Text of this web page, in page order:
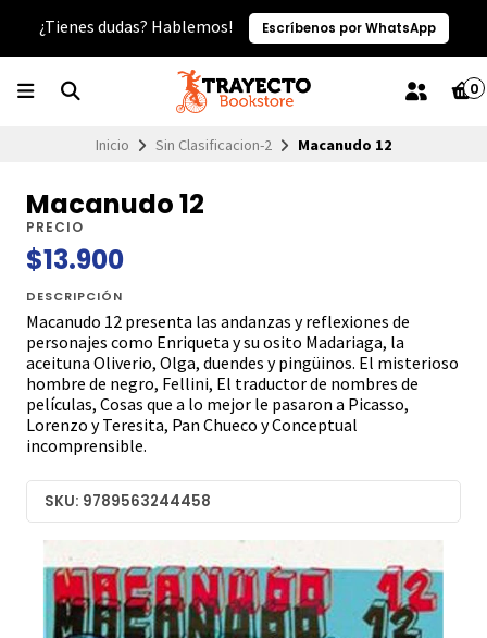
¿Tienes dudas? Hablemos! Escríbenos por WhatsApp
0
Inicio Sin Clasificacion-2 Macanudo 12
Macanudo 12
PRECIO
$13.900
DESCRIPCIÓN
Macanudo 12 presenta las andanzas y reflexiones de
personajes como Enriqueta y su osito Madariaga, la
aceituna Oliverio, Olga, duendes y pingüinos. El misterioso
hombre de negro, Fellini, El traductor de nombres de
películas, Cosas que a lo mejor le pasaron a Picasso,
Lorenzo y Teresita, Pan Chueco y Conceptual
incomprensible.
SKU: 9789563244458